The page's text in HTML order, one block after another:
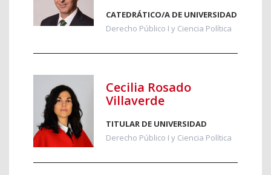
CATEDRÁTICO/A DE UNIVERSIDAD
Derecho Público I y Ciencia Política
Cecilia Rosado
Villaverde
TITULAR DE UNIVERSIDAD
Derecho Público I y Ciencia Política